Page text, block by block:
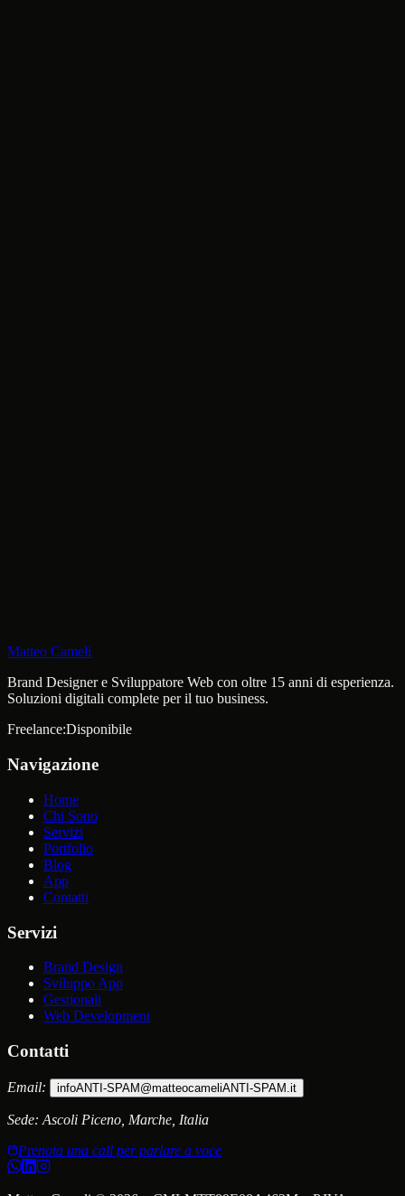
Matteo Cameli
Brand Designer e Sviluppatore Web con oltre 15 anni di esperienza.
Soluzioni digitali complete per il tuo business.
Freelance:Disponibile
Navigazione
Home
Chi Sono
Servizi
Portfolio
Blog
App
Contatti
Servizi
Brand Design
Sviluppo App
Gestionali
Web Development
Contatti
Email: infoANTI-SPAM@matteocameliANTI-SPAM .it
Sede: Ascoli Piceno, Marche, Italia
Prenota una call per parlare a voce